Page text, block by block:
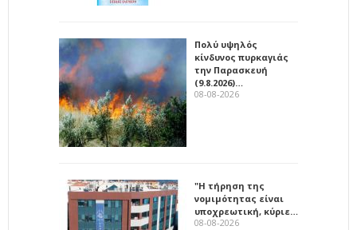
Πολύ υψηλός
κίνδυνος πυρκαγιάς
την Παρασκευή
(9.8.2026)…
08-08-2026
"Η τήρηση της
νομιμότητας είναι
υποχρεωτική, κύριε…
08-08-2026